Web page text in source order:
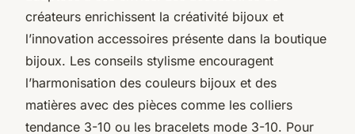
créateurs enrichissent la créativité bijoux et
l’innovation accessoires présente dans la boutique
bijoux. Les conseils stylisme encouragent
l’harmonisation des couleurs bijoux et des
matières avec des pièces comme les colliers
tendance 3-10 ou les bracelets mode 3-10. Pour